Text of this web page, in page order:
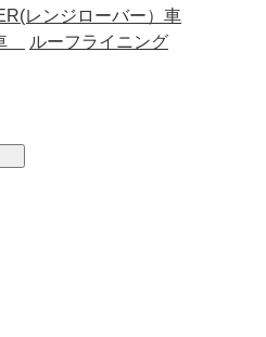
レンジローバー）車
ルーフライニング